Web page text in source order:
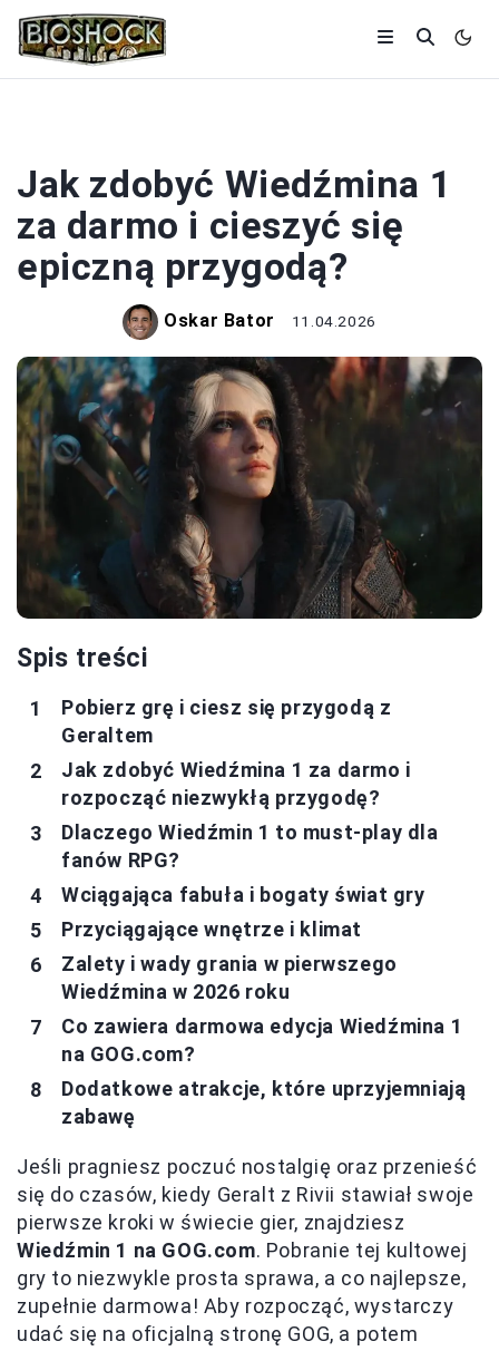
Jak zdobyć Wiedźmina 1
za darmo i cieszyć się
epiczną przygodą?
Oskar Bator 11.04.2026
Spis treści
Pobierz grę i ciesz się przygodą z
Geraltem
Jak zdobyć Wiedźmina 1 za darmo i
rozpocząć niezwykłą przygodę?
Dlaczego Wiedźmin 1 to must-play dla
fanów RPG?
Wciągająca fabuła i bogaty świat gry
Przyciągające wnętrze i klimat
Zalety i wady grania w pierwszego
Wiedźmina w 2026 roku
Co zawiera darmowa edycja Wiedźmina 1
na GOG.com?
Dodatkowe atrakcje, które uprzyjemniają
zabawę
Jeśli pragniesz poczuć nostalgię oraz przenieść
się do czasów, kiedy Geralt z Rivii stawiał swoje
pierwsze kroki w świecie gier, znajdziesz
Wiedźmin 1 na GOG.com. Pobranie tej kultowej
gry to niezwykle prosta sprawa, a co najlepsze,
zupełnie darmowa! Aby rozpocząć, wystarczy
udać się na oficjalną stronę GOG, a potem